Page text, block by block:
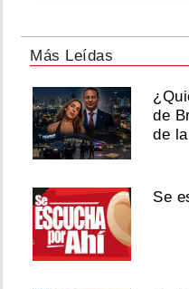
Más Leídas
de
de
Se